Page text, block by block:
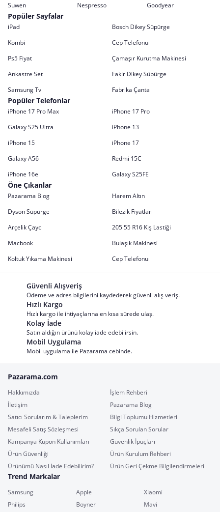
Suwen Nespresso Goodyear
Popüler Sayfalar
iPad
Bosch Dikey Süpürge
Kombi
Cep Telefonu
Ps5 Fiyat
Çamaşır Kurutma Makinesi
Ankastre Set
Fakir Dikey Süpürge
Samsung Tv
Fabrika Çanta
Popüler Telefonlar
iPhone 17 Pro Max
iPhone 17 Pro
Galaxy S25 Ultra
iPhone 13
iPhone 15
iPhone 17
Galaxy A56
Redmi 15C
iPhone 16e
Galaxy S25FE
Öne Çıkanlar
Pazarama Blog
Harem Altın
Dyson Süpürge
Bilezik Fiyatları
Arçelik Çaycı
205 55 R16 Kış Lastiği
Macbook
Bulaşık Makinesi
Koltuk Yıkama Makinesi
Cep Telefonu
Güvenli Alışveriş
Ödeme ve adres bilgilerini kaydederek güvenli alış veriş.
Hızlı Kargo
Hızlı kargo ile ihtiyaçlarına en kısa sürede ulaş.
Kolay İade
Satın aldığın ürünü kolay iade edebilirsin.
Mobil Uygulama
Mobil uygulama ile Pazarama cebinde.
Pazarama.com
Hakkımızda
İşlem Rehberi
İletişim
Pazarama Blog
Satıcı Sorularım & Taleplerim
Bilgi Toplumu Hizmetleri
Mesafeli Satış Sözleşmesi
Sıkça Sorulan Sorular
Kampanya Kupon Kullanımları
Güvenlik İpuçları
Ürün Güvenliği
Ürün Kurulum Rehberi
Ürünümü Nasıl İade Edebilirim?
Ürün Geri Çekme Bilgilendirmeleri
Trend Markalar
Samsung Apple
Xiaomi
Philips
Boyner
Mavi